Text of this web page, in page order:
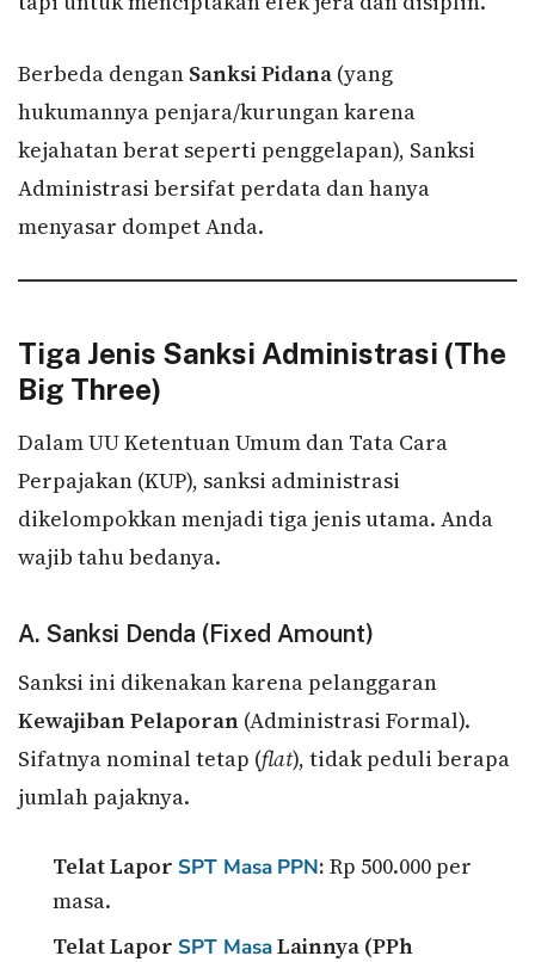
Berbeda dengan Sanksi Pidana (yang
hukumannya penjara/kurungan karena
kejahatan berat seperti penggelapan), Sanksi
Administrasi bersifat perdata dan hanya
menyasar dompet Anda.
Tiga Jenis Sanksi Administrasi (The
Big Three)
Dalam UU Ketentuan Umum dan Tata Cara
Perpajakan (KUP), sanksi administrasi
dikelompokkan menjadi tiga jenis utama. Anda
wajib tahu bedanya.
A. Sanksi Denda (Fixed Amount)
Sanksi ini dikenakan karena pelanggaran
Kewajiban Pelaporan (Administrasi Formal).
Sifatnya nominal tetap (flat), tidak peduli berapa
jumlah pajaknya.
Telat Lapor SPT Masa PPN: Rp 500.000 per
masa.
Telat Lapor SPT MasaLainnya (PPh